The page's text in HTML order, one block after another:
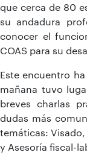
que cerca de 80
su andadura
conocer el
COAS para su
Este encuentro
mañana tuvo
breves charlas
dudas más
temáticas:
y Asesoría fiscal-